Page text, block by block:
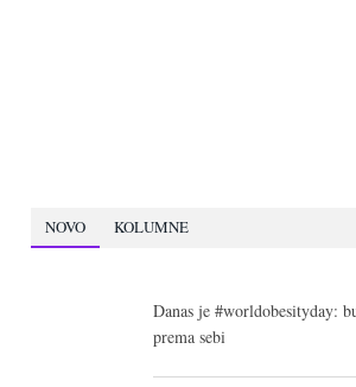
NOVO KOLUMNE
Danas je #worldobesityday:
prema sebi